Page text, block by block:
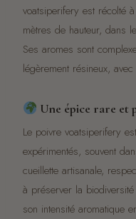
voatsiperifery est récolté
mètres de hauteur, dans
Ses aromes sont
légèrement résineux,
Une épice rare et
Le poivre voatsiperifery
expérimentés, souvent
cueillette artisanale,
à préserver la
son intensité aromatique